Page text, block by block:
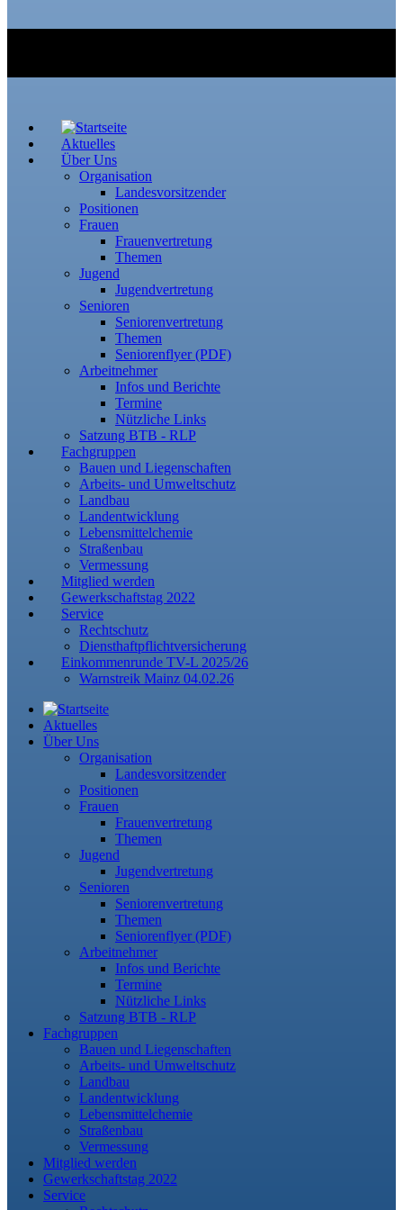
Aktuelles
Über Uns
Organisation
Landesvorsitzender
Positionen
Frauen
Frauenvertretung
Themen
Jugend
Jugendvertretung
Senioren
Seniorenvertretung
Themen
Seniorenflyer (PDF)
Arbeitnehmer
Infos und Berichte
Termine
Nützliche Links
Satzung BTB - RLP
Fachgruppen
Bauen und Liegenschaften
Arbeits- und Umweltschutz
Landbau
Landentwicklung
Lebensmittelchemie
Straßenbau
Vermessung
Mitglied werden
Gewerkschaftstag 2022
Service
Rechtschutz
Diensthaftpflichtversicherung
Einkommenrunde TV-L 2025/26
Warnstreik Mainz 04.02.26
Aktuelles
Über Uns
Organisation
Landesvorsitzender
Positionen
Frauen
Frauenvertretung
Themen
Jugend
Jugendvertretung
Senioren
Seniorenvertretung
Themen
Seniorenflyer (PDF)
Arbeitnehmer
Infos und Berichte
Termine
Nützliche Links
Satzung BTB - RLP
Fachgruppen
Bauen und Liegenschaften
Arbeits- und Umweltschutz
Landbau
Landentwicklung
Lebensmittelchemie
Straßenbau
Vermessung
Mitglied werden
Gewerkschaftstag 2022
Service